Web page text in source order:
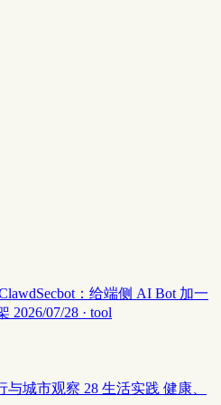
：给端侧 AI Bot 加一
2026/07/28 · tool
与城市观察 28 生活实践 健康、